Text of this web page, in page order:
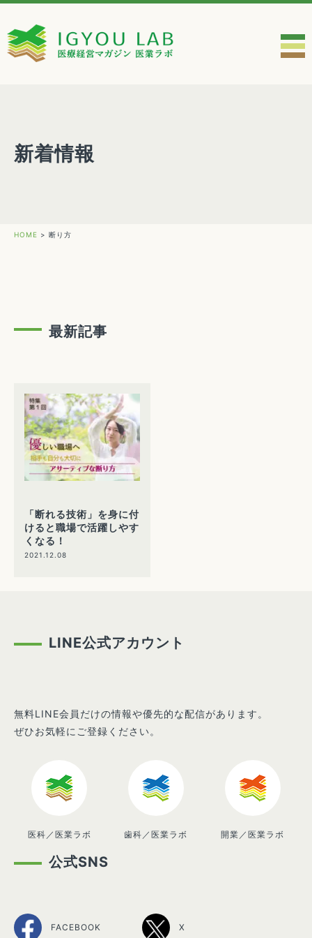
新着情報
HOME > 断り方
最新記事
「断れる技術」を身に付
けると職場で活躍しやす
くなる！
2021.12.08
LINE公式アカウント
無料LINE会員だけの情報や優先的な配信があります。
ぜひお気軽にご登録ください。
医科／医業ラボ 歯科／医業ラボ 開業／医業ラボ
公式SNS
FACEBOOK X